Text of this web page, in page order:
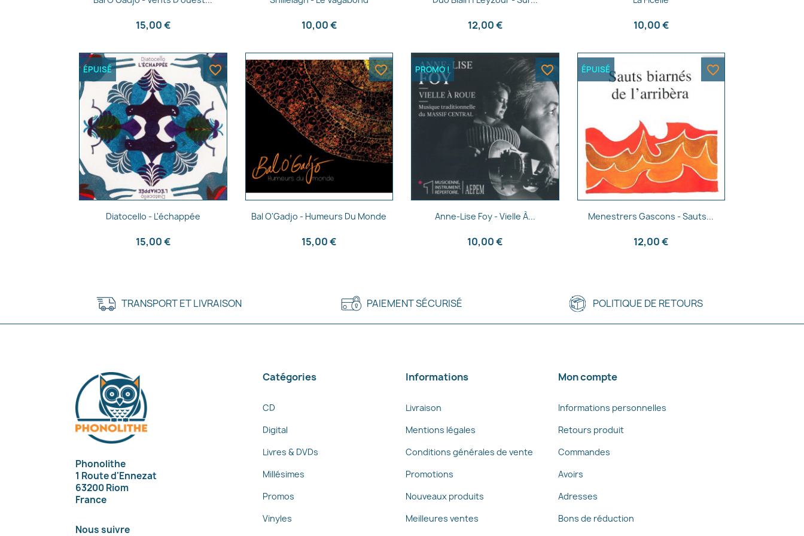
15,00 € 10,00 € 12,00 € 10,00 €
Aperçu rapide
Diatocello - L'échappée
15,00 €
ÉPUISÉ favorite_border
Aperçu rapide
Bal O'Gadjo - Humeurs Du Monde
15,00 €
favorite_border
Aperçu rapide
Anne-Lise Foy - Vielle À...
10,00 €
PROMO ! favorite_border
Aperçu rapide
Menestrers Gascons - Sauts...
12,00 €
ÉPUISÉ favorite_border
TRANSPORT ET LIVRAISON PAIEMENT SÉCURISÉ POLITIQUE DE RETOURS
Phonolithe
1 Route d'Ennezat
63200 Riom
France
Nous suivre
Catégories
CD
Digital
Livres & DVDs
Millésimes
Promos
Vinyles
Informations
Livraison
Mentions légales
Conditions générales de vente
Promotions
Nouveaux produits
Meilleures ventes
Mon compte
Informations personnelles
Retours produit
Commandes
Avoirs
Adresses
Bons de réduction